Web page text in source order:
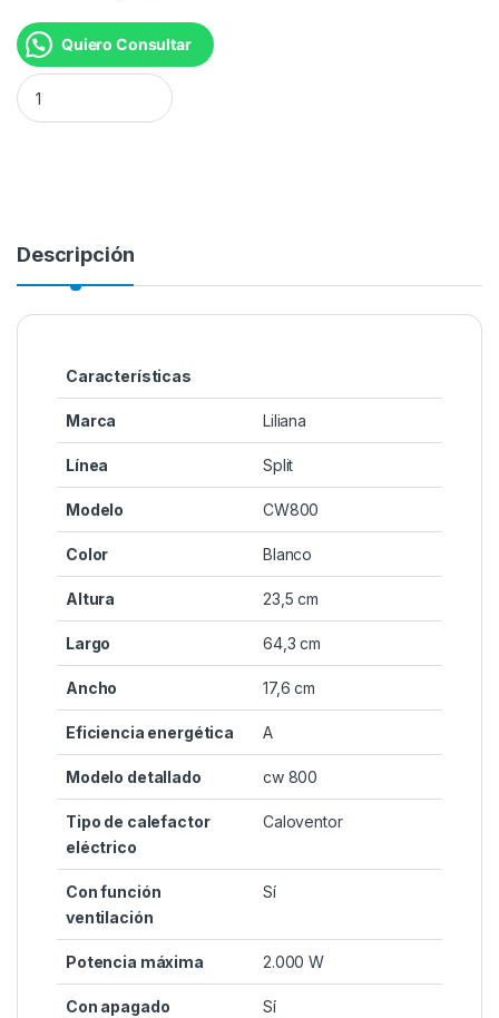
Quiero Consultar
CALOVENTOR SPLIT CW800 CONFORTROOM cantidad
Descripción
Características
Marca Liliana
Línea Split
Modelo CW800
Color Blanco
Altura 23,5 cm
Largo 64,3 cm
Ancho 17,6 cm
Eficiencia energética A
Modelo detallado cw 800
Tipo de calefactor
eléctrico
Caloventor
Con función
ventilación
Sí
Potencia máxima 2.000 W
Con apagado
Sí